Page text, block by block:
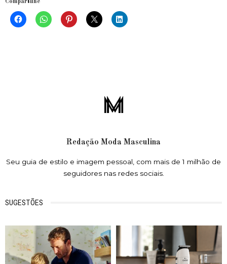
Compartilhe
Redação Moda Masculina
Seu guia de estilo e imagem pessoal, com mais de 1 milhão de
seguidores nas redes sociais.
SUGESTÕES